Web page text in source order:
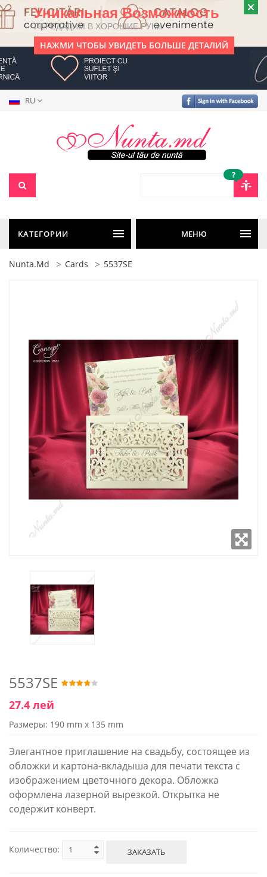
Уникальная Возможность
ПЕРЕДАДИМ В ХОРОШИЕ РУКИ
НАЖМИ ЧТОБЫ УВИДЕТЬ БОЛЬШЕ ДЕТАЛИЙ
RU
?
КАТЕГОРИИ МЕНЮ
Nunta.md Cards 5537SE
5537SE
27.4 лей
Размеры: 190 mm x 135 mm
Элегантное приглашение на свадьбу, состоящее из
обложки и картона-вкладыша для печати текста с
изображением цветочного декора. Обложка
оформлена лазерной вырезкой. Открытка не
содержит конверт.
Количество: ЗАКАЗАТЬ